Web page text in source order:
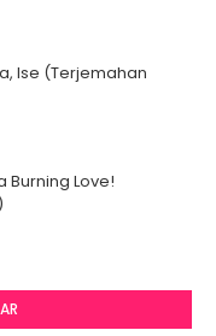
Ise (Terjemahan
Burning Love!